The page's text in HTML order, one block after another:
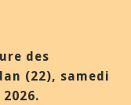
des
(22), samedi